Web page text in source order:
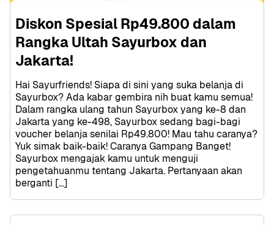
Diskon Spesial Rp49.800 dalam
Rangka Ultah Sayurbox dan
Jakarta!
Hai Sayurfriends! Siapa di sini yang suka belanja di
Sayurbox? Ada kabar gembira nih buat kamu semua!
Dalam rangka ulang tahun Sayurbox yang ke-8 dan
Jakarta yang ke-498, Sayurbox sedang bagi-bagi
voucher belanja senilai Rp49.800! Mau tahu caranya?
Yuk simak baik-baik! Caranya Gampang Banget!
Sayurbox mengajak kamu untuk menguji
pengetahuanmu tentang Jakarta. Pertanyaan akan
berganti […]